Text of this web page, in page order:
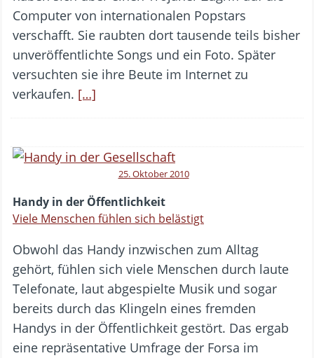
Computer von internationalen Popstars
verschafft. Sie raubten dort tausende teils bisher
unveröffentlichte Songs und ein Foto. Später
versuchten sie ihre Beute im Internet zu
verkaufen. […]
25. Oktober 2010
Handy in der Öffentlichkeit
Viele Menschen fühlen sich belästigt
Obwohl das Handy inzwischen zum Alltag
gehört, fühlen sich viele Menschen durch laute
Telefonate, laut abgespielte Musik und sogar
bereits durch das Klingeln eines fremden
Handys in der Öffentlichkeit gestört. Das ergab
eine repräsentative Umfrage der Forsa im